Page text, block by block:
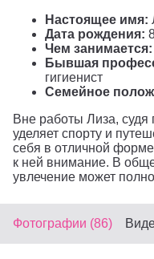
Настоящее имя:
Дата рождения:
Чем занимается:
Бывшая
гигиенист
Семейное
Вне работы Лиза, судя
уделяет спорту и
себя в отличной
к ней внимание. В
увлечение может
Фотографии (86)